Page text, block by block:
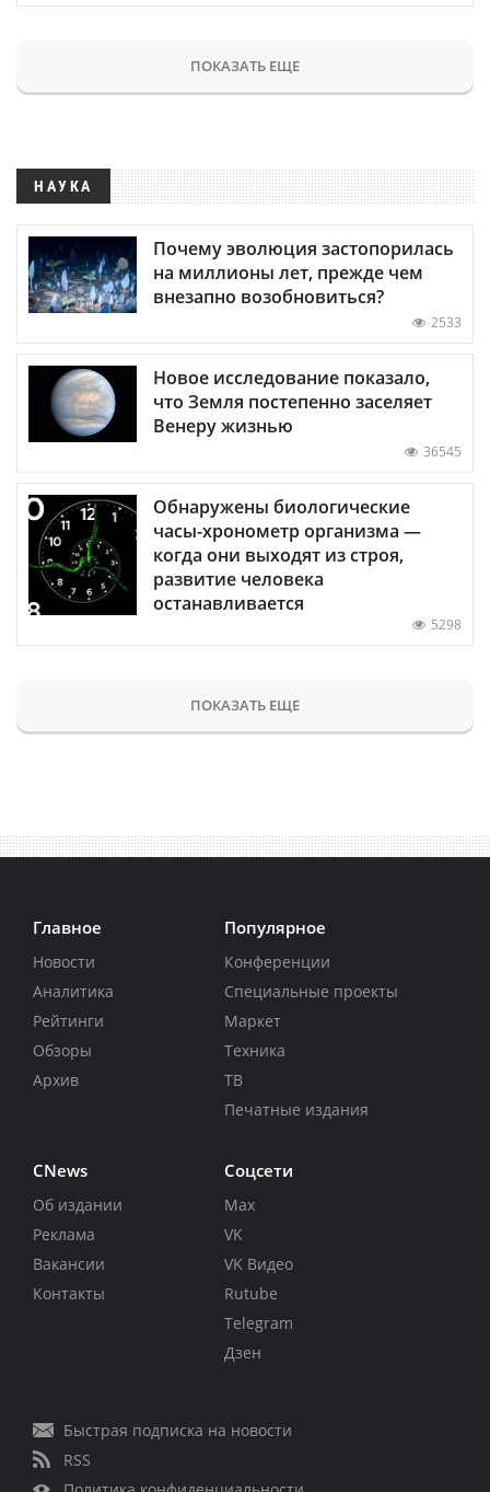
ПОКАЗАТЬ ЕЩЕ
НАУКА
Почему эволюция застопорилась
на миллионы лет, прежде чем
внезапно возобновиться?
2533
Новое исследование показало,
что Земля постепенно заселяет
Венеру жизнью
36545
Обнаружены биологические
часы-хронометр организма —
когда они выходят из строя,
развитие человека
останавливается
5298
ПОКАЗАТЬ ЕЩЕ
Главное
Новости
Аналитика
Рейтинги
Обзоры
Архив
Популярное
Конференции
Специальные проекты
Маркет
Техника
ТВ
Печатные издания
CNews
Об издании
Реклама
Вакансии
Контакты
Соцсети
Max
VK
VK Видео
Rutube
Telegram
Дзен
Быстрая подписка на новости
RSS